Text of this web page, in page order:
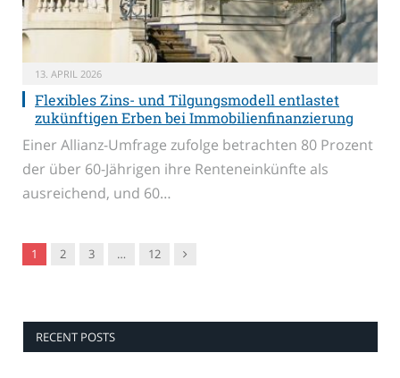
13. APRIL 2026
Flexibles Zins- und Tilgungsmodell entlastet
zukünftigen Erben bei Immobilienfinanzierung
Einer Allianz-Umfrage zufolge betrachten 80 Prozent
der über 60-Jährigen ihre Renteneinkünfte als
ausreichend, und 60…
1 2 3 … 12 Nachfolger
RECENT POSTS